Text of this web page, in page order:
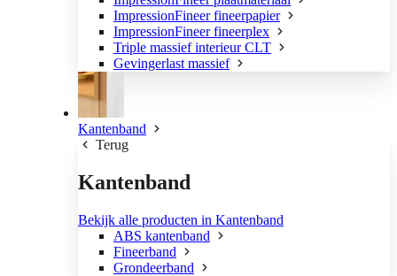
ImpressionFineer fineerpapier
ImpressionFineer fineerplex
Triple massief interieur CLT
Gevingerlast massief
Kantenband
Terug
Kantenband
Bekijk alle producten in Kantenband
ABS kantenband
Fineerband
Grondeerband